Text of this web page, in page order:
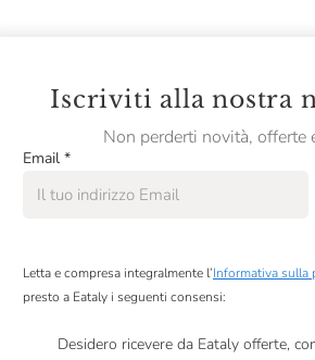
Iscriviti alla nostra
Non perderti novità, offerte
Email *
Letta e compresa integralmente l’Informativa sulla
presto a Eataly i seguenti consensi:
Desidero ricevere da Eataly offerte,